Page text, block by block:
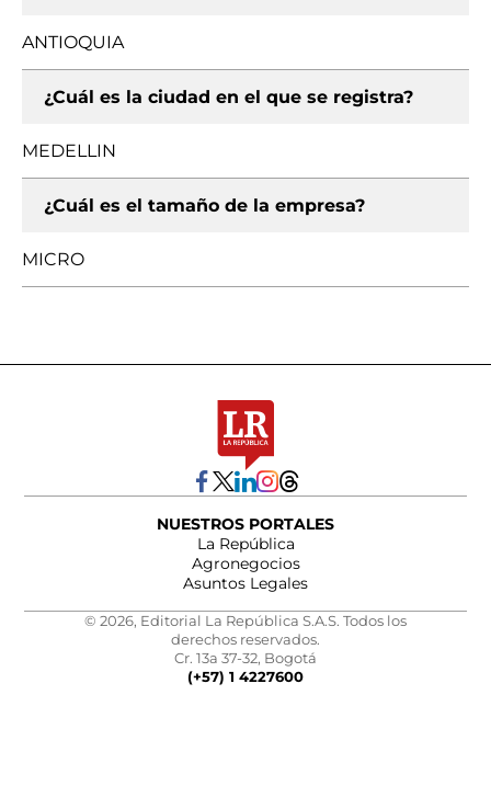
ANTIOQUIA
¿Cuál es la ciudad en el que se registra?
MEDELLIN
¿Cuál es el tamaño de la empresa?
MICRO
NUESTROS PORTALES
La República
Agronegocios
Asuntos Legales
© 2026, Editorial La República S.A.S. Todos los
derechos reservados.
Cr. 13a 37-32, Bogotá
(+57) 1 4227600